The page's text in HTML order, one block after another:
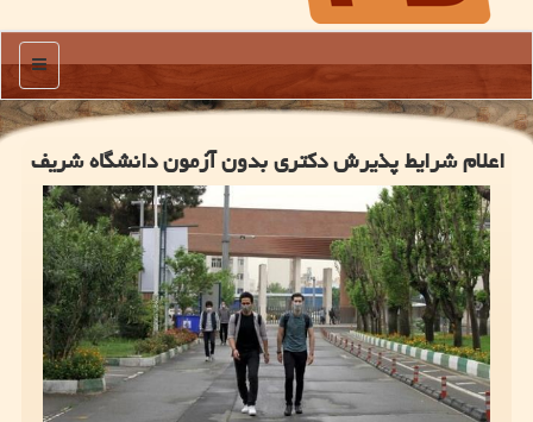
منو
اعلام شرایط پذیرش دکتری بدون آزمون دانشگاه شریف